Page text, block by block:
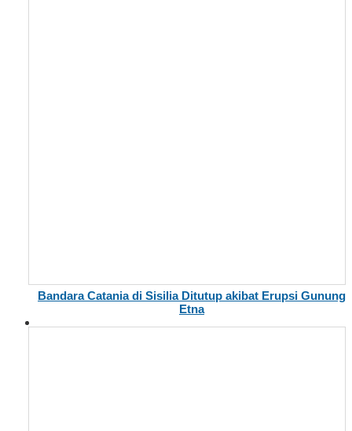
Bandara Catania di Sisilia Ditutup akibat Erupsi Gunung
Etna